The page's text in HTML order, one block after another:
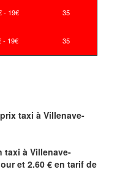
- 19€ 35
- 19€ 35
taxi à Villenave-
taxi à Villenave-
et 2.60 € en tarif de